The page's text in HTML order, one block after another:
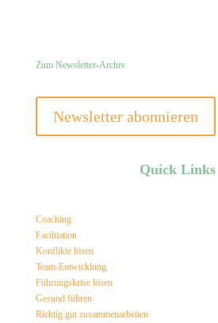
Zum Newsletter-Archiv
Newsletter abonnieren
Quick Links
Coaching
Facilitation
Konflikte lösen
Team-Entwicklung
Führungskrise lösen
Gesund führen
Richtig gut zusammenarbeiten